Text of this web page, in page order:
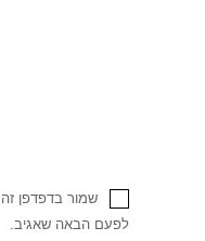
שמור בדפדפן
לפעם הבאה שאגיב.